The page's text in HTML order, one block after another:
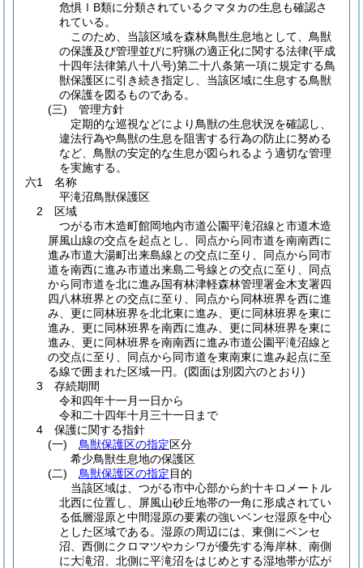
危惧ⅠB類に分類されているクマタカの生息も確認さ
れている。
このため、当該区域を森林鳥獣生息地として、鳥獣
の保護及び管理並びに狩猟の適正化に関する法律(平成
十四年法律第八十八号)第二十八条第一項に規定する鳥
獣保護区に引き続き指定し、当該区域に生息する鳥獣
の保護を図るものである。
(三) 管理方針
定期的な巡視などにより鳥獣の生息状況を確認し、
違法行為や鳥獣の生息を阻害する行為の防止に努める
など、鳥獣の安定的な生息が図られるよう適切な管理
を実施する。
六1 名称
平滝沼鳥獣保護区
2 区域
つがる市木造町館岡地内市道公園平滝沼線と市道木造
屏風山線の交点を起点とし、同点から同市道を南南西に
進み市道大湯町出来島線との交点に至り、同点から同市
道を南西に進み市道出来島二号線との交点に至り、同点
から同市道を北に進み国有林津軽森林管理署金木支署四
四八林班界との交点に至り、同点から同林班界を西に進
み、更に同林班界を北北東に進み、更に同林班界を東に
進み、更に同林班界を南西に進み、更に同林班界を東に
進み、更に同林班界を南南西に進み市道公園平滝沼線と
の交点に至り、同点から同市道を東南東に進み起点に至
る線で囲まれた区域一円。 (図面は別図六のとおり)
3 存続期間
令和四年十一月一日から
令和二十四年十月三十一日まで
4 保護に関する指針
(一)
鳥獣保護区の指定区分
希少鳥獣生息地の保護区
(二)
鳥獣保護区の指定目的
当該区域は、つがる市中心部から約十キロメートル
北西に位置し、屏風山砂丘地帯の一角に形成されてい
る低層湿原と中間湿原の要素の強いベンセ湿原を中心
とした区域である。湿原の周辺には、東側にベンセ
沼、西側にクロマツやカシワが優先する海岸林、南側
に大滝沼、北側に平滝沼をはじめとする湿地帯が広が